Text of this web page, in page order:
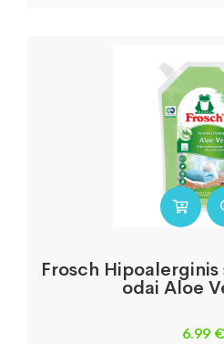
Frosch
odai Aloe
6.99 €